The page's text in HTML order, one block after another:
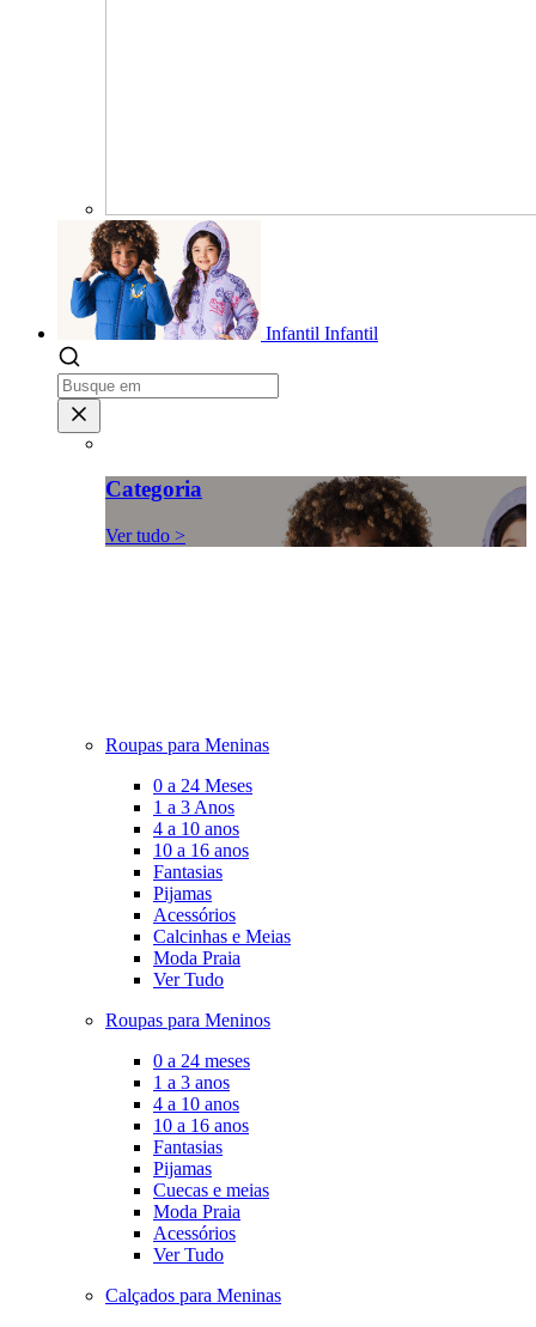
Infantil Infantil
Categoria
Ver tudo >
Roupas para Meninas
0 a 24 Meses
1 a 3 Anos
4 a 10 anos
10 a 16 anos
Fantasias
Pijamas
Acessórios
Calcinhas e Meias
Moda Praia
Ver Tudo
Roupas para Meninos
0 a 24 meses
1 a 3 anos
4 a 10 anos
10 a 16 anos
Fantasias
Pijamas
Cuecas e meias
Moda Praia
Acessórios
Ver Tudo
Calçados para Meninas